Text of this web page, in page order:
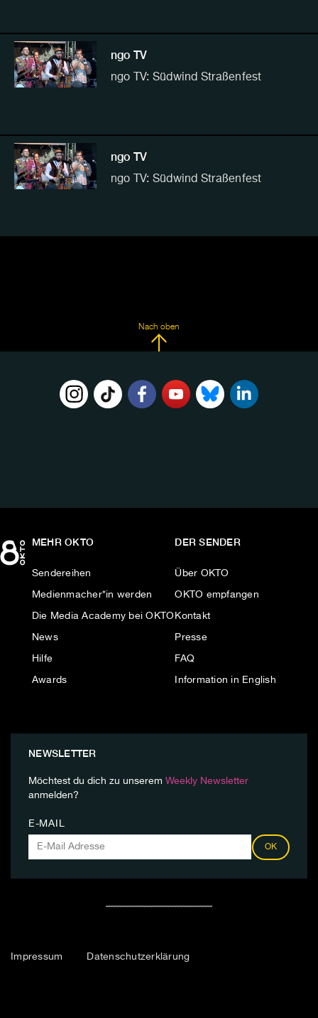
ngo TV
ngo TV: Südwind Straßenfest
ngo TV
ngo TV: Südwind Straßenfest
Nach oben
MEHR OKTO
Sendereihen
Medienmacher*in werden
Die Media Academy bei OKTO
News
Hilfe
Awards
DER SENDER
Über OKTO
OKTO empfangen
Kontakt
Presse
FAQ
Information in English
NEWSLETTER
Möchtest du dich zu unserem Weekly Newsletter
anmelden?
E-MAIL
OK
Impressum Datenschutzerklärung